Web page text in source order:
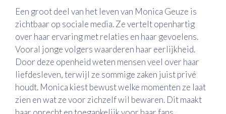
Een groot deel van het leven van Monica Geuze is
zichtbaar op sociale media. Ze vertelt openhartig
over haar ervaring met relaties en haar gevoelens.
Vooral jonge volgers waarderen haar eerlijkheid.
Door deze openheid weten mensen veel over haar
liefdesleven, terwijl ze sommige zaken juist privé
houdt. Monica kiest bewust welke momenten ze laat
zien en wat ze voor zichzelf wil bewaren. Dit maakt